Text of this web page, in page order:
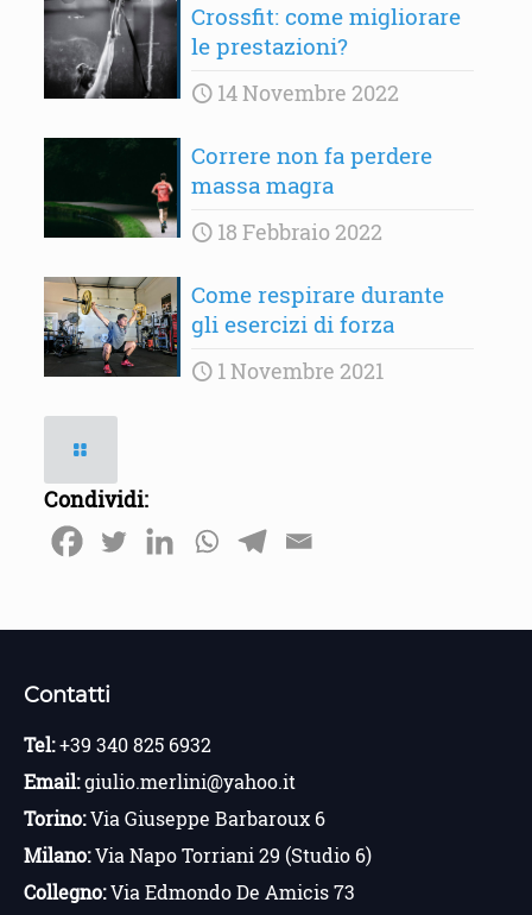
Crossfit: come migliorare
le prestazioni?
14 Novembre 2022
Correre non fa perdere
massa magra
18 Febbraio 2022
Come respirare durante
gli esercizi di forza
1 Novembre 2021
Condividi:
Contatti
Tel:+39 340 825 6932
Email:giulio.merlini@yahoo.it
Torino:Via Giuseppe Barbaroux 6
Milano:Via Napo Torriani 29 (Studio 6)
Collegno:Via Edmondo De Amicis 73